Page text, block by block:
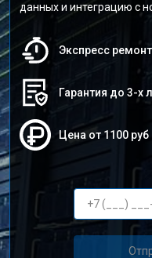
данных и интеграцию с
Экспресс
Гарантия до 3-х
Цена от 1100 руб